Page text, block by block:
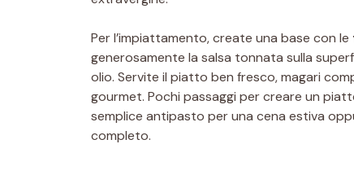
Per l’impiattamento, create una base con le
generosamente la salsa tonnata sulla
olio. Servite il piatto ben fresco, magari
gourmet. Pochi passaggi per creare un
semplice antipasto per una cena estiva
completo.